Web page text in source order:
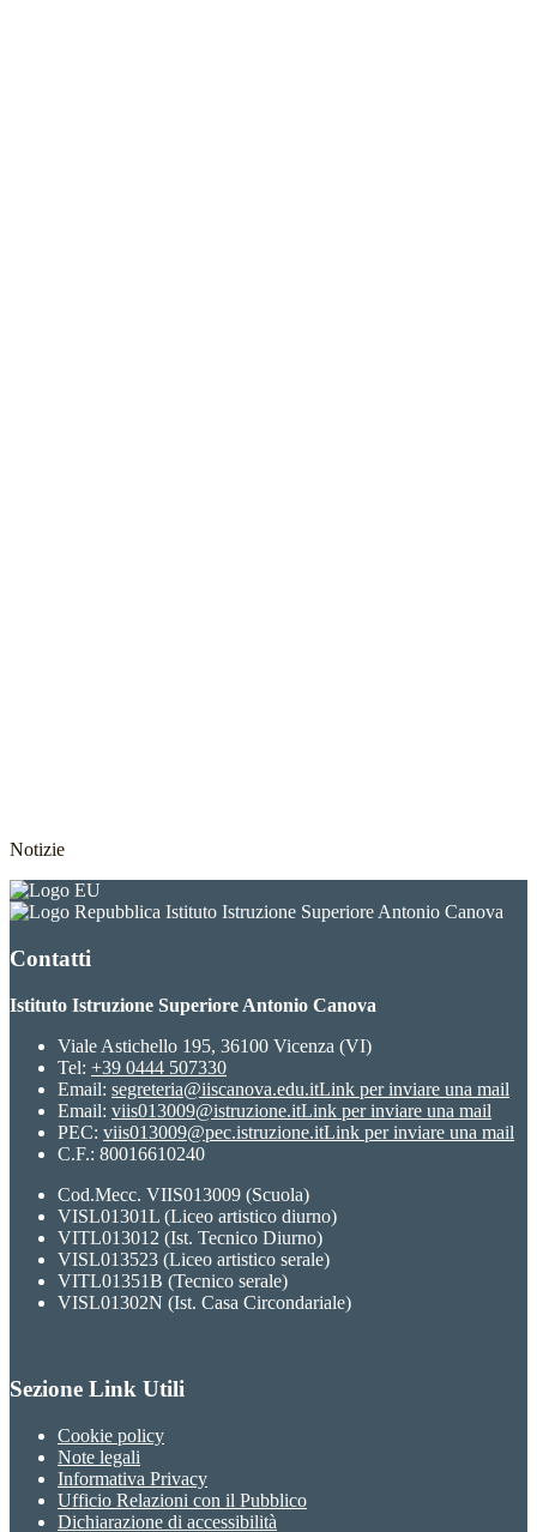
Notizie
Istituto Istruzione Superiore Antonio Canova
Contatti
Istituto Istruzione Superiore Antonio Canova
Viale Astichello 195, 36100 Vicenza (VI)
Tel: +39 0444 507330
Email: segreteria@iiscanova.edu.itLink per inviare una mail
Email: viis013009@istruzione.itLink per inviare una mail
PEC: viis013009@pec.istruzione.itLink per inviare una mail
C.F.: 80016610240
Cod.Mecc. VIIS013009 (Scuola)
VISL01301L (Liceo artistico diurno)
VITL013012 (Ist. Tecnico Diurno)
VISL013523 (Liceo artistico serale)
VITL01351B (Tecnico serale)
VISL01302N (Ist. Casa Circondariale)
Sezione Link Utili
Cookie policy
Note legali
Informativa Privacy
Ufficio Relazioni con il Pubblico
Dichiarazione di accessibilità